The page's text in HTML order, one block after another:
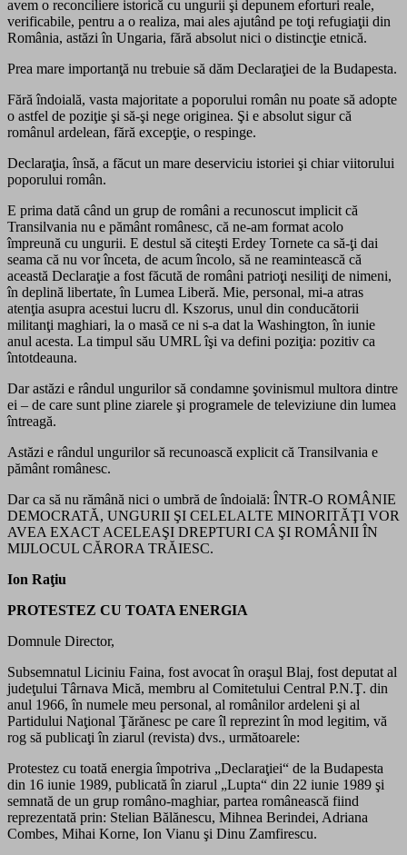
avem o reconciliere istorică cu ungurii şi depunem eforturi reale,
verificabile, pentru a o realiza, mai ales ajutând pe toţi refugiaţii din
România, astăzi în Ungaria, fără absolut nici o distincţie etnică.
Prea mare importanţă nu trebuie să dăm Declaraţiei de la Budapesta.
Fără îndoială, vasta majoritate a poporului român nu poate să adopte
o astfel de poziţie şi să-şi nege originea. Şi e absolut sigur că
românul ardelean, fără excepţie, o respinge.
Declaraţia, însă, a făcut un mare deserviciu istoriei şi chiar viitorului
poporului român.
E prima dată când un grup de români a recunoscut implicit că
Transilvania nu e pământ românesc, că ne-am format acolo
împreună cu ungurii. E destul să citeşti Erdey Tornete ca să-ţi dai
seama că nu vor înceta, de acum încolo, să ne reamintească că
această Declaraţie a fost făcută de români patrioţi nesiliţi de nimeni,
în deplină libertate, în Lumea Liberă. Mie, personal, mi-a atras
atenţia asupra acestui lucru dl. Kszorus, unul din conducătorii
militanţi maghiari, la o masă ce ni s-a dat la Washington, în iunie
anul acesta. La timpul său UMRL îşi va defini poziţia: pozitiv ca
întotdeauna.
Dar astăzi e rândul ungurilor să condamne şovinismul multora dintre
ei – de care sunt pline ziarele şi programele de televiziune din lumea
întreagă.
Astăzi e rândul ungurilor să recunoască explicit că Transilvania e
pământ românesc.
Dar ca să nu rămână nici o umbră de îndoială: ÎNTR-O ROMÂNIE
DEMOCRATĂ, UNGURII ŞI CELELALTE MINORITĂŢI VOR
AVEA EXACT ACELEAŞI DREPTURI CA ŞI ROMÂNII ÎN
MIJLOCUL CĂRORA TRĂIESC.
Ion Raţiu
PROTESTEZ CU TOATA ENERGIA
Domnule Director,
Subsemnatul Liciniu Faina, fost avocat în oraşul Blaj, fost deputat al
judeţului Târnava Mică, membru al Comitetului Central P.N.Ţ. din
anul 1966, în numele meu personal, al românilor ardeleni şi al
Partidului Naţional Ţărănesc pe care îl reprezint în mod legitim, vă
rog să publicaţi în ziarul (revista) dvs., următoarele:
Protestez cu toată energia împotriva „Declaraţiei“ de la Budapesta
din 16 iunie 1989, publicată în ziarul „Lupta“ din 22 iunie 1989 şi
semnată de un grup româno-maghiar, partea românească fiind
reprezentată prin: Stelian Bălănescu, Mihnea Berindei, Adriana
Combes, Mihai Korne, Ion Vianu şi Dinu Zamfirescu.